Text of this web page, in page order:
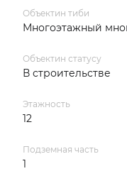
Объектин тиби
Многоэтажный
Объектин статусу
В строительстве
Этажность
12
Подземная часть
1